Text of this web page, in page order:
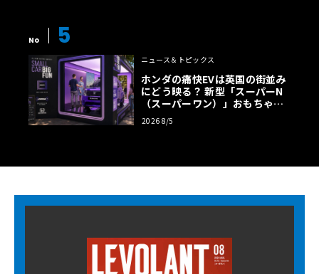
No 5
ニュース＆トピックス
ホンダの痛快EVは英国の街並み
にどう映る？ 新型「スーパーN
（スーパーワン）」おもちゃ箱
ツアーの全貌
2026 8/5